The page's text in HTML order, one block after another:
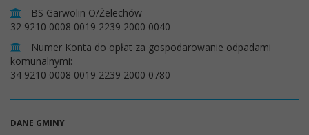
BS Garwolin O/Żelechów
32 9210 0008 0019 2239 2000 0040
Numer Konta do opłat za gospodarowanie odpadami
komunalnymi:
34 9210 0008 0019 2239 2000 0780
DANE GMINY